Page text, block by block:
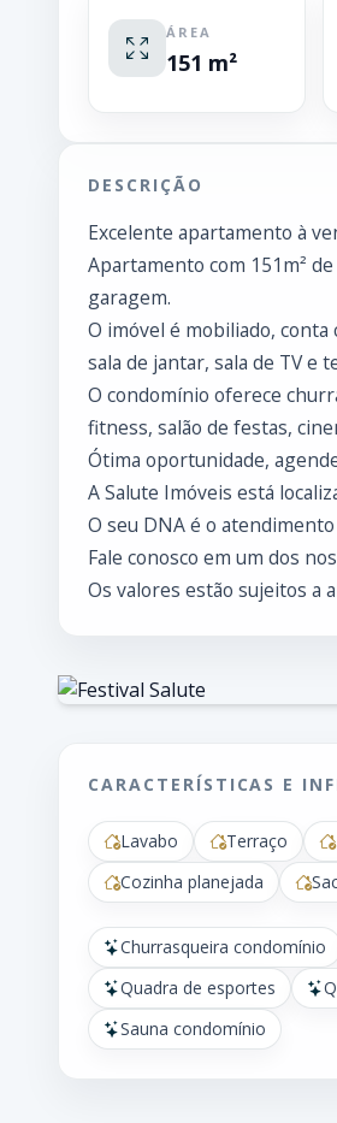
ÁREA
151 m²
DESCRIÇÃO
Excelente apartamento à
Apartamento com 151m²
garagem.
O imóvel é mobiliado, conta
sala de jantar, sala de TV e
O condomínio oferece
fitness, salão de festas,
Ótima oportunidade,
A Salute Imóveis está
O seu DNA é o
Fale conosco em um dos
Os valores estão sujeitos a
CARACTERÍSTICAS E
Lavabo Terraço
Cozinha planejada
Churrasqueira condomínio
Quadra de esportes
Sauna condomínio